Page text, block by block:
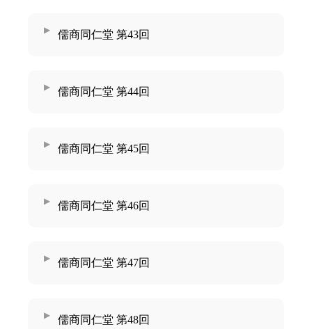
儒商同仁堂 第43回
儒商同仁堂 第44回
儒商同仁堂 第45回
儒商同仁堂 第46回
儒商同仁堂 第47回
儒商同仁堂 第48回